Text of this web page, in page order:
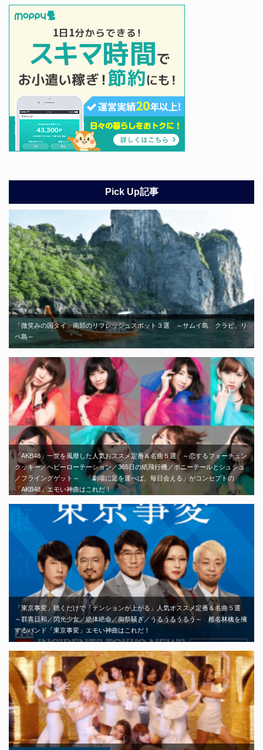
Pick Up記事
「微笑みの国タイ」南部のリフレッシュスポット３選 ～サムイ島、クラビ、リ
ペ島～
「AKB48」一世を風靡した人気おススメ定番＆名曲５選 ～恋するフォーチュン
クッキー／ヘビーローテーション／365日の紙飛行機／ポニーテールとシュシュ
／フライングゲット～ 「劇場に足を運べば、毎日会える」がコンセプトの
「AKB48」エモい神曲はこれだ！
「東京事変」聴くだけで「テンションが上がる」人気オススメ定番＆名曲５選
～群青日和／閃光少女／絶体絶命／御祭騒ぎ／うるうるうるう～ 椎名林檎を擁
するバンド「東京事変」エモい神曲はこれだ！